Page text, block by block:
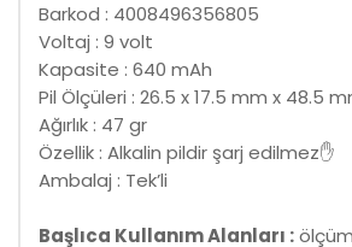
Barkod : 4008496356805
Voltaj : 9 volt
Kapasite : 640 mAh
Pil Ölçüleri : 26.5 x 17.5 mm x 48.5
Ağırlık : 47 gr
Özellik : Alkalin pildir şarj edilmez✋
Ambalaj : Tek’li
Başlıca Kullanım Alanları :